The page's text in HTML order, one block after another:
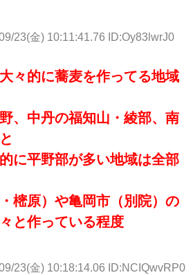
23(金) 10:11:41.76 ID:Oy83lwrJ0
々的に蕎麦を作ってる地域
、中丹の福知山・綾部、南
に平野部が多い地域は全部
樒原）や亀岡市（別院）の
と作っている程度
23(金) 10:18:14.06 ID:NCIQwvRP0